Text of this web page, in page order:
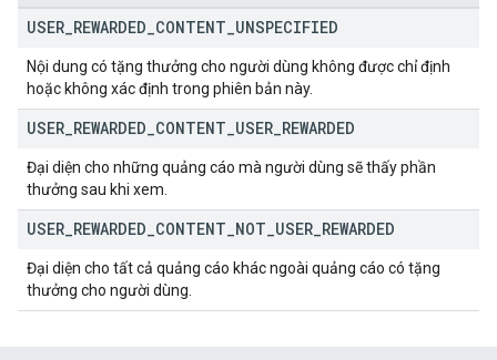
USER REWARDED CONTENT UNSPECIFIED
Nội dung có tặng thưởng cho người dùng không được chỉ định
hoặc không xác định trong phiên bản này.
USER REWARDED CONTENT USER REWARDED
Đại diện cho những quảng cáo mà người dùng sẽ thấy phần
thưởng sau khi xem.
USER REWARDED CONTENT NOT USER REWARDED
Đại diện cho tất cả quảng cáo khác ngoài quảng cáo có tặng
thưởng cho người dùng.